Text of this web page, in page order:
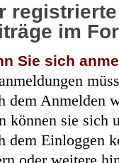
im
Sie sich
dem Anmelden
können sie sich
dem Einloggen